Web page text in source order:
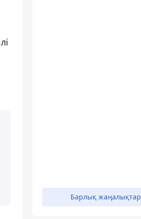
Барлық жаңалықтар